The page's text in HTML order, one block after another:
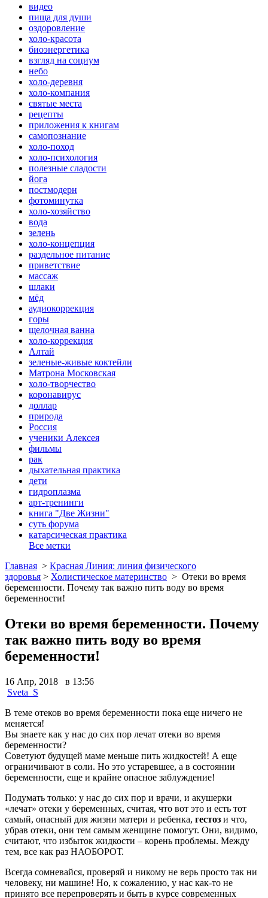
видео
пища для души
оздоровление
холо-красота
биоэнергетика
взгляд на социум
небо
холо-деревня
холо-компания
святые места
рецепты
приложения к книгам
самопознание
холо-поход
холо-психология
полезные сладости
йога
постмодерн
фотоминутка
холо-хозяйство
вода
зелень
холо-концепция
раздельное питание
приветствие
массаж
шлаки
мёд
аудиокоррекция
горы
щелочная ванна
холо-коррекция
Алтай
зеленые-живые коктейли
Матрона Московская
холо-творчество
коронавирус
доллар
природа
Россия
ученики Алексея
фильмы
рак
дыхательная практика
дети
гидроплазма
арт-тренинги
книга "Две Жизни"
суть форума
катарсическая практика
Все метки
Главная > Красная Линия: линия физического
здоровья > Холистическое материнство > Отеки во время
беременности. Почему так важно пить воду во время
беременности!
Отеки во время беременности. Почему
так важно пить воду во время
беременности!
16 Апр, 2018 в 13:56
Sveta_S
В теме отеков во время беременности пока еще ничего не
меняется!
Вы знаете как у нас до сих пор лечат отеки во время
беременности?
Советуют будущей маме меньше пить жидкостей! А еще
ограничивают в соли. Но это устаревшее, а в состоянии
беременности, еще и крайне опасное заблуждение!
Подумать только: у нас до сих пор и врачи, и акушерки
«лечат» отеки у беременных, считая, что вот это и есть тот
самый, опасный для жизни матери и ребенка, гестоз и что,
убрав отеки, они тем самым женщине помогут. Они, видимо,
считают, что избыток жидкости – корень проблемы. Между
тем, все как раз НАОБОРОТ.
Всегда сомневайся, проверяй и никому не верь просто так ни
человеку, ни машине! Но, к сожалению, у нас как-то не
принято все перепроверять и быть в курсе современных